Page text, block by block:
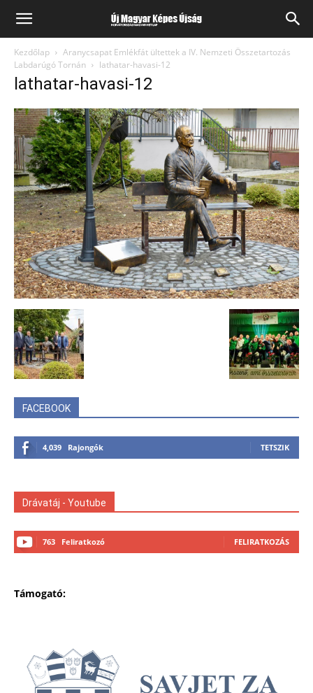
Kezdőlap
Aranycsapat Emlékfát ültettek a IV. Nemzeti Összetartozás
Labdarúgó Tornán
lathatar-havasi-12
lathatar-havasi-12
FACEBOOK
4,039 Rajongók TETSZIK
Drávatáj - Youtube
763 Feliratkozó FELIRATKOZÁS
Támogató: